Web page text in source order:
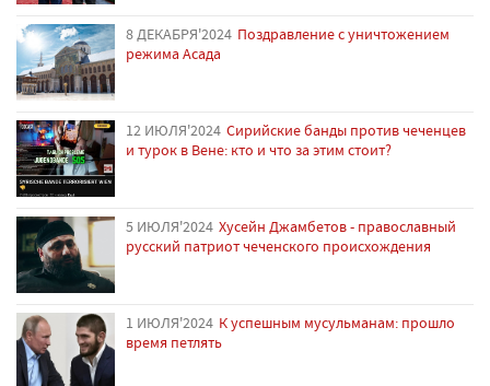
8 ДЕКАБРЯ'2024 Поздравление с уничтожением
режима Асада
12 ИЮЛЯ'2024 Сирийские банды против чеченцев
и турок в Вене: кто и что за этим стоит?
5 ИЮЛЯ'2024 Хусейн Джамбетов - православный
русский патриот чеченского происхождения
1 ИЮЛЯ'2024 К успешным мусульманам: прошло
время петлять